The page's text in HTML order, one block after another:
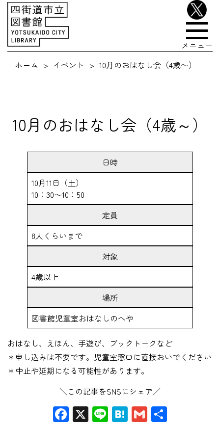
メニュー
ホーム
イベント 10月のおはなし会（4歳～）
10月のおはなし会（4歳～）
日時
10月11日（土）
10：30～10：50
定員
8人くらいまで
対象
4歳以上
場所
図書館児童室おはなしのへや
おはなし、えほん、手遊び、ブックトークなど
＊申し込みは不要です。児童室窓口に直接おいでください
＊中止や延期になる可能性があります。
＼この記事をSNSにシェア／
Facebook
X LineHatena
Gmail